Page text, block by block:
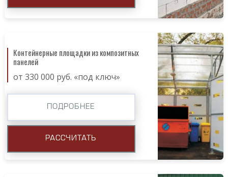
Контейнерные площадки из композитных
панелей
от 330 000 руб. «под ключ»
ПОДРОБНЕЕ
РАССЧИТАТЬ